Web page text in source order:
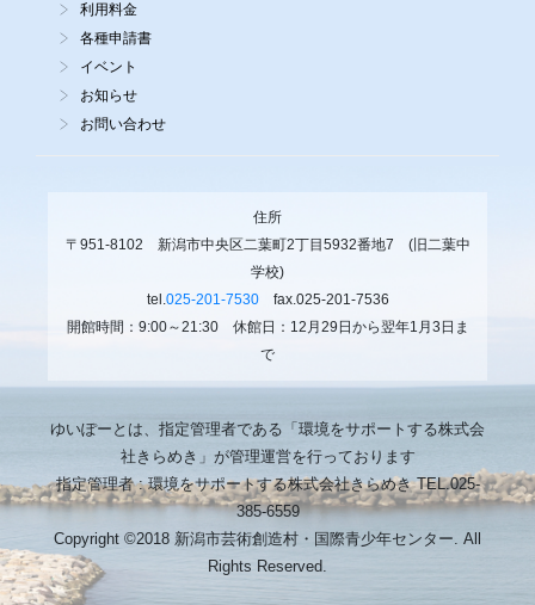
利用料金
各種申請書
イベント
お知らせ
お問い合わせ
住所
〒951-8102 新潟市中央区二葉町2丁目5932番地7 (旧二葉中
学校)
tel.025-201-7530fax.025-201-7536
開館時間：9:00～21:30 休館日：12月29日から翌年1月3日ま
で
ゆいぽーとは、指定管理者である「環境をサポートする株式会
社きらめき」が管理運営を行っております
指定管理者 : 環境をサポートする株式会社きらめき TEL.025-
385-6559
Copyright ©2018 新潟市芸術創造村・国際青少年センター. All
Rights Reserved.